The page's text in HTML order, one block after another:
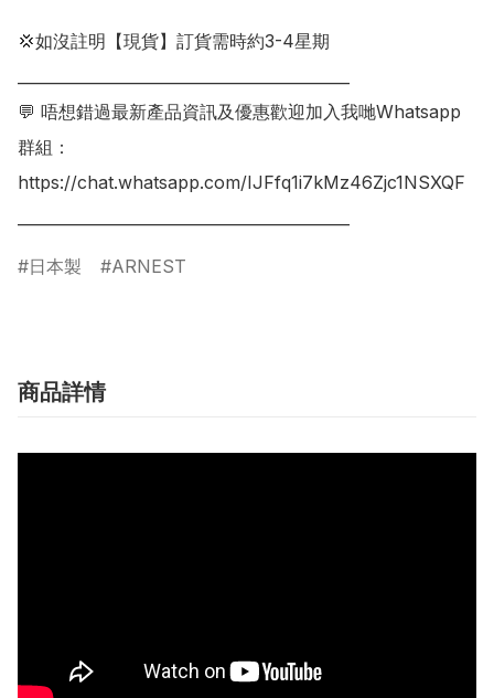
💢如沒註明【現貨】訂貨需時約3-4星期
💬 唔想錯過最新產品資訊及優惠歡迎加入我哋Whatsapp
群組：
https://chat.whatsapp.com/IJFfq1i7kMz46Zjc1NSXQF
日本製 ARNEST
商品詳情